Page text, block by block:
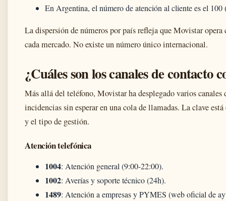
En Argentina, el número de atención al cliente es el
La dispersión de números por país refleja que Movistar
cada mercado. No existe un número único internacional.
¿Cuáles son los canales de contacto
Más allá del teléfono, Movistar ha desplegado varios
incidencias sin esperar en una cola de llamadas. La clave
y el tipo de gestión.
Atención telefónica
1004: Atención general (9:00-22:00).
1002: Averías y soporte técnico (24h).
1489: Atención a empresas y PYMES (web oficial de